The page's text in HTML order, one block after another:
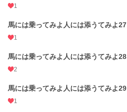
1
馬には乗ってみよ人には添うてみよ27
1
馬には乗ってみよ人には添うてみよ28
2
馬には乗ってみよ人には添うてみよ29
1